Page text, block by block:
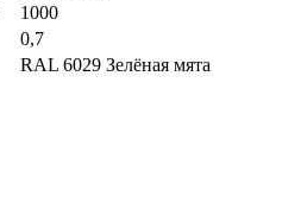
1000
0,7
RAL 6029 Зелёная мята